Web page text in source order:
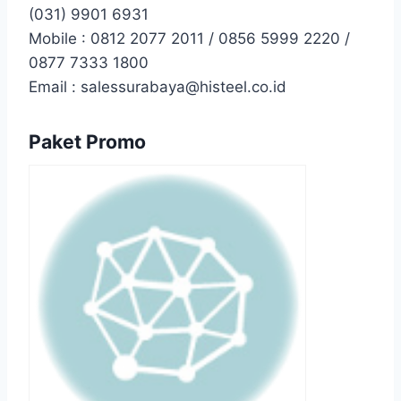
(031) 9901 6931
Mobile : 0812 2077 2011 / 0856 5999 2220 /
0877 7333 1800
Email : salessurabaya@histeel.co.id
Paket Promo